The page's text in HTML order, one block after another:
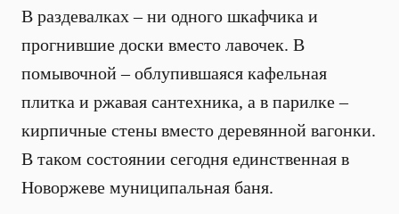
В раздевалках – ни одного шкафчика и
прогнившие доски вместо лавочек. В
помывочной – облупившаяся кафельная
плитка и ржавая сантехника, а в парилке –
кирпичные стены вместо деревянной вагонки.
В таком состоянии сегодня единственная в
Новоржеве муниципальная баня.